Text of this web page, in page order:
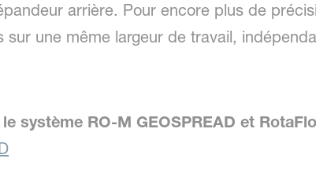
arrière. Pour encore plus de
une même largeur de travail,
système RO-M GEOSPREAD et